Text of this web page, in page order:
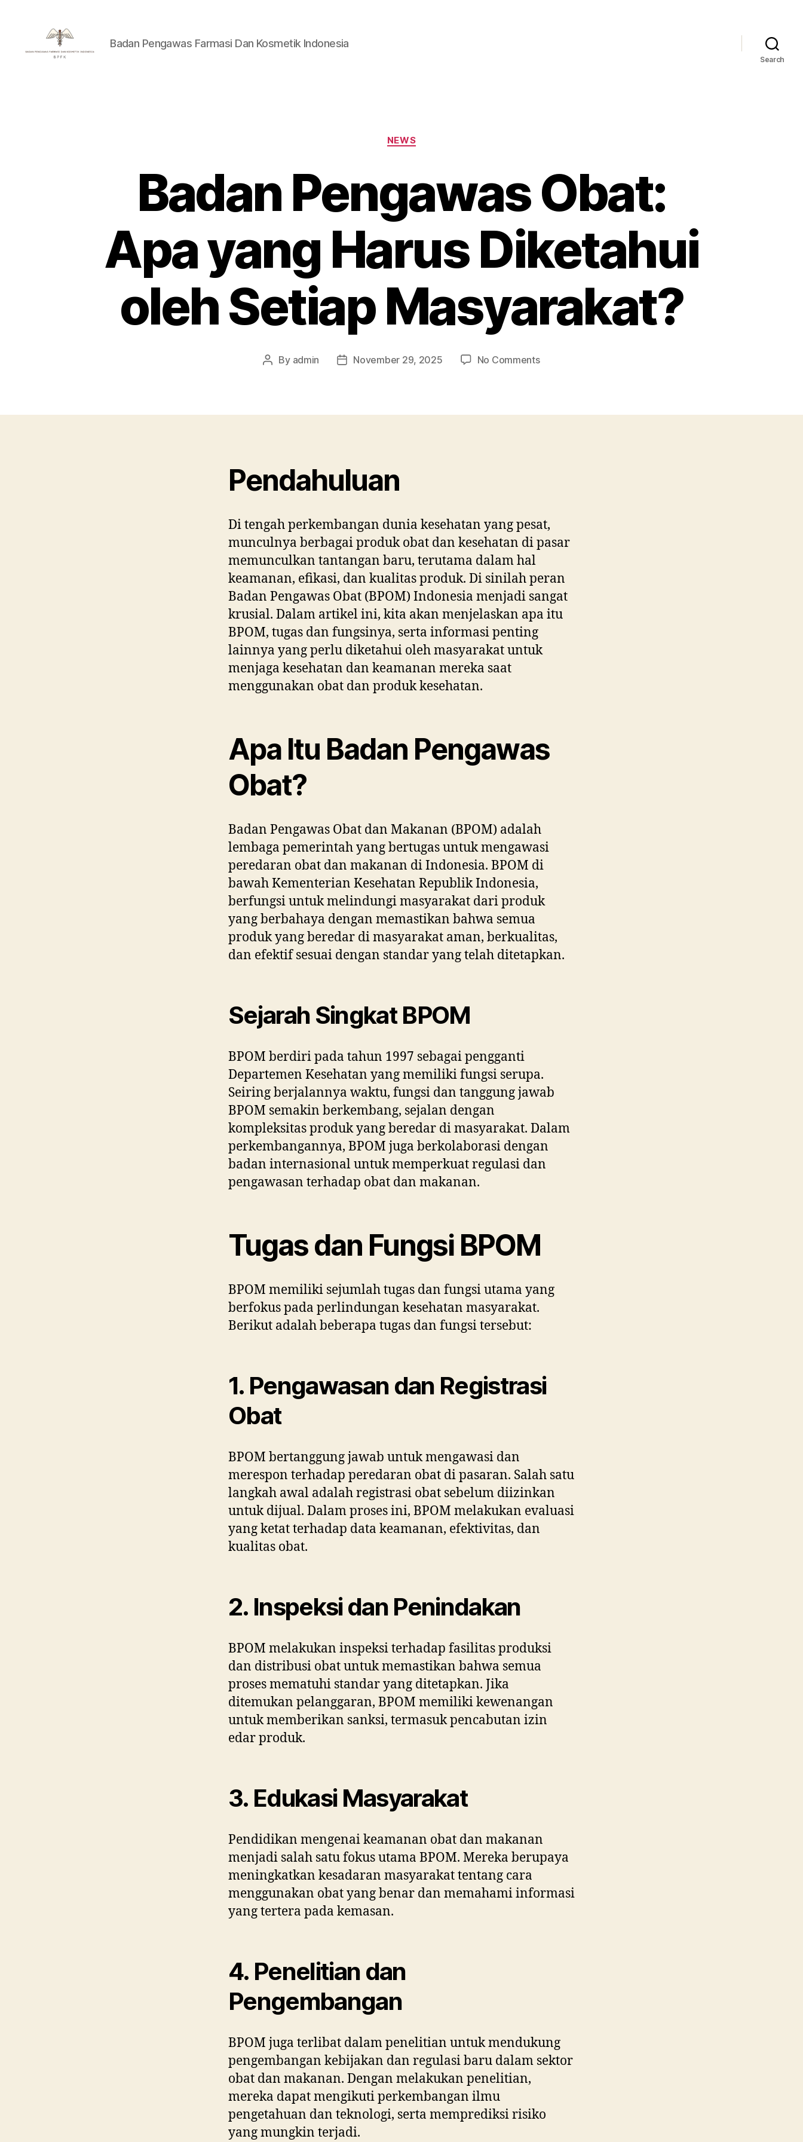
Badan Pengawas Farmasi Dan Kosmetik Indonesia
Search
Categories
NEWS
Badan Pengawas Obat:
Apa yang Harus Diketahui
oleh Setiap Masyarakat?
Post
By admin
PostNovember 29, 2025 No Commentson
Apa
Pendahuluan
Di tengah perkembangan dunia kesehatan yang pesat,
munculnya berbagai produk obat dan kesehatan di pasar
memunculkan tantangan baru, terutama dalam hal
keamanan, efikasi, dan kualitas produk. Di sinilah peran
Badan Pengawas Obat (BPOM) Indonesia menjadi sangat
krusial. Dalam artikel ini, kita akan menjelaskan apa itu
BPOM, tugas dan fungsinya, serta informasi penting
lainnya yang perlu diketahui oleh masyarakat untuk
menjaga kesehatan dan keamanan mereka saat
menggunakan obat dan produk kesehatan.
Apa Itu Badan Pengawas
Obat?
Badan Pengawas Obat dan Makanan (BPOM) adalah
lembaga pemerintah yang bertugas untuk mengawasi
peredaran obat dan makanan di Indonesia. BPOM di
bawah Kementerian Kesehatan Republik Indonesia,
berfungsi untuk melindungi masyarakat dari produk
yang berbahaya dengan memastikan bahwa semua
produk yang beredar di masyarakat aman, berkualitas,
dan efektif sesuai dengan standar yang telah ditetapkan.
Sejarah Singkat BPOM
BPOM berdiri pada tahun 1997 sebagai pengganti
Departemen Kesehatan yang memiliki fungsi serupa.
Seiring berjalannya waktu, fungsi dan tanggung jawab
BPOM semakin berkembang, sejalan dengan
kompleksitas produk yang beredar di masyarakat. Dalam
perkembangannya, BPOM juga berkolaborasi dengan
badan internasional untuk memperkuat regulasi dan
pengawasan terhadap obat dan makanan.
Tugas dan Fungsi BPOM
BPOM memiliki sejumlah tugas dan fungsi utama yang
berfokus pada perlindungan kesehatan masyarakat.
Berikut adalah beberapa tugas dan fungsi tersebut:
1. Pengawasan dan Registrasi
Obat
BPOM bertanggung jawab untuk mengawasi dan
merespon terhadap peredaran obat di pasaran. Salah satu
langkah awal adalah registrasi obat sebelum diizinkan
untuk dijual. Dalam proses ini, BPOM melakukan evaluasi
yang ketat terhadap data keamanan, efektivitas, dan
kualitas obat.
2. Inspeksi dan Penindakan
BPOM melakukan inspeksi terhadap fasilitas produksi
dan distribusi obat untuk memastikan bahwa semua
proses mematuhi standar yang ditetapkan. Jika
ditemukan pelanggaran, BPOM memiliki kewenangan
untuk memberikan sanksi, termasuk pencabutan izin
edar produk.
3. Edukasi Masyarakat
Pendidikan mengenai keamanan obat dan makanan
menjadi salah satu fokus utama BPOM. Mereka berupaya
meningkatkan kesadaran masyarakat tentang cara
menggunakan obat yang benar dan memahami informasi
yang tertera pada kemasan.
4. Penelitian dan
Pengembangan
BPOM juga terlibat dalam penelitian untuk mendukung
pengembangan kebijakan dan regulasi baru dalam sektor
obat dan makanan. Dengan melakukan penelitian,
mereka dapat mengikuti perkembangan ilmu
pengetahuan dan teknologi, serta memprediksi risiko
yang mungkin terjadi.